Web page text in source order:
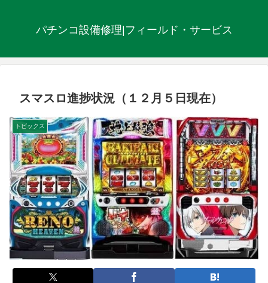
パチンコ設備修理|フィールド・サービス
スマスロ進捗状況（１２月５日現在）
トピックス